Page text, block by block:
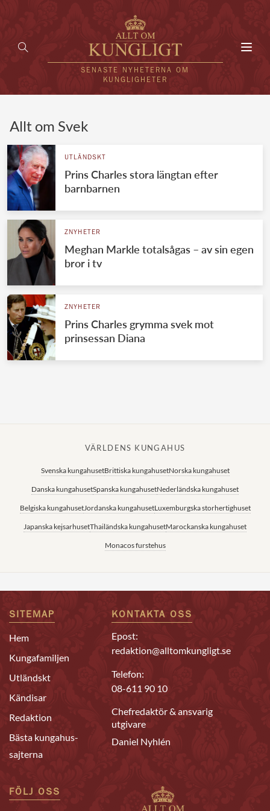
SENASTE NYHETERNA OM
KUNGLIGHETER
UTLÄNDSKT
VÄRLDENS KUNGAHUS
Svenska kungahuset
Brittiska kungahuset
Danska kungahuset
Spanska kungahuset
Allt om Svek
UTLÄNDSKT
Prins Charles stora längtan efter
barnbarnen
ZNYHETER
Meghan Markle totalsågas – av sin egen
bror i tv
ZNYHETER
Prins Charles grymma svek mot
prinsessan Diana
VÄRLDENS KUNGAHUS
Svenska kungahusetBrittiska kungahusetNorska kungahuset
Danska kungahusetSpanska kungahusetNederländska kungahuset
Belgiska kungahusetJordanska kungahusetLuxemburgska storhertighuset
Japanska kejsarhusetThailändska kungahusetMarockanska kungahuset
Monacos furstehus
SITEMAP
Hem
Kungafamiljen
Utländskt
Kändisar
Redaktion
Bästa kungahus-
sajterna
KONTAKTA OSS
Epost:
redaktion@alltomkungligt.se
Telefon:
08-611 90 10
Chefredaktör & ansvarig
utgivare
Daniel Nyhlén
FÖLJ OSS